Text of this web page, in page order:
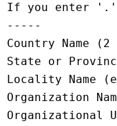
If you enter
-----
Country Name
State or
Locality Name
Organization
Organizational